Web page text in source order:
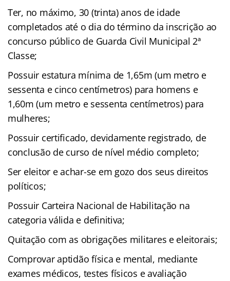
Ter, no máximo, 30 (trinta) anos de idade
completados até o dia do término da inscrição ao
concurso público de Guarda Civil Municipal 2ª
Classe;
Possuir estatura mínima de 1,65m (um metro e
sessenta e cinco centímetros) para homens e
1,60m (um metro e sessenta centímetros) para
mulheres;
Possuir certificado, devidamente registrado, de
conclusão de curso de nível médio completo;
Ser eleitor e achar-se em gozo dos seus direitos
políticos;
Possuir Carteira Nacional de Habilitação na
categoria válida e definitiva;
Quitação com as obrigações militares e eleitorais;
Comprovar aptidão física e mental, mediante
exames médicos, testes físicos e avaliação